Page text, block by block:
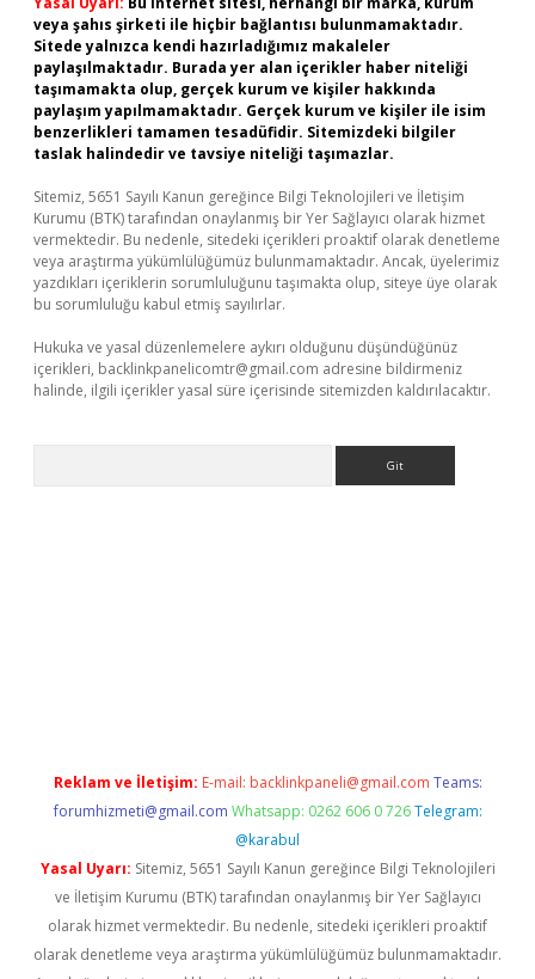
veya şahıs şirketi ile hiçbir bağlantısı bulunmamaktadır.
Sitede yalnızca kendi hazırladığımız makaleler
paylaşılmaktadır. Burada yer alan içerikler haber niteliği
taşımamakta olup, gerçek kurum ve kişiler hakkında
paylaşım yapılmamaktadır. Gerçek kurum ve kişiler ile isim
benzerlikleri tamamen tesadüfidir. Sitemizdeki bilgiler
taslak halindedir ve tavsiye niteliği taşımazlar.
Sitemiz, 5651 Sayılı Kanun gereğince Bilgi Teknolojileri ve İletişim
Kurumu (BTK) tarafından onaylanmış bir Yer Sağlayıcı olarak hizmet
vermektedir. Bu nedenle, sitedeki içerikleri proaktif olarak denetleme
veya araştırma yükümlülüğümüz bulunmamaktadır. Ancak, üyelerimiz
yazdıkları içeriklerin sorumluluğunu taşımakta olup, siteye üye olarak
bu sorumluluğu kabul etmiş sayılırlar.
Hukuka ve yasal düzenlemelere aykırı olduğunu düşündüğünüz
içerikleri, backlinkpanelicomtr@gmail.com adresine bildirmeniz
halinde, ilgili içerikler yasal süre içerisinde sitemizden kaldırılacaktır.
Reklam ve İletişim: E-mail: backlinkpaneli@gmail.com Teams:
forumhizmeti@gmail.com Whatsapp: 0262 606 0 726 Telegram:
@karabul
Yasal Uyarı: Sitemiz, 5651 Sayılı Kanun gereğince Bilgi Teknolojileri
ve İletişim Kurumu (BTK) tarafından onaylanmış bir Yer Sağlayıcı
olarak hizmet vermektedir. Bu nedenle, sitedeki içerikleri proaktif
olarak denetleme veya araştırma yükümlülüğümüz bulunmamaktadır.